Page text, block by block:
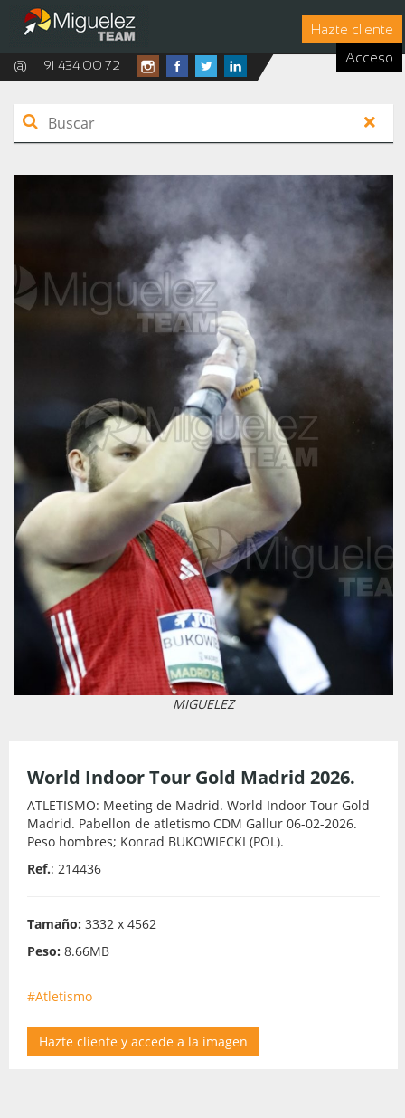
Hazte cliente
Acceso
@ 91 434 00 72
MIGUELEZ
World Indoor Tour Gold Madrid 2026.
ATLETISMO: Meeting de Madrid. World Indoor Tour Gold
Madrid. Pabellon de atletismo CDM Gallur 06-02-2026.
Peso hombres; Konrad BUKOWIECKI (POL).
Ref.: 214436
Tamaño: 3332 x 4562
Peso: 8.66MB
#Atletismo
Hazte cliente y accede a la imagen